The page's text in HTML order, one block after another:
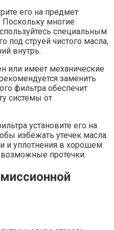
его на предмет
Поскольку многие
специальным
под струей чистого масла,
внутрь.
или имеет механические
заменить
фильтра обеспечит
системы от
установите его на
избежать утечек масла.
и уплотнения в хорошем
возможные протечки.